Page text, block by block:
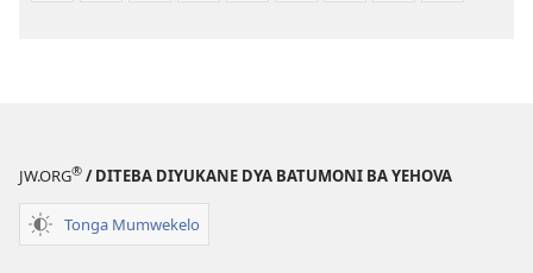
JW.ORG® / DITEBA DIYUKANE DYA BATUMONI BA YEHOVA
Tonga Mumwekelo